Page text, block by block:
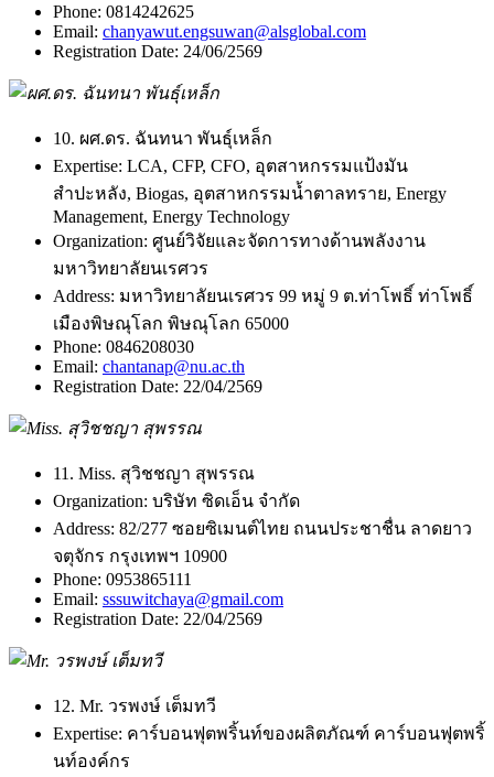
Phone: 0814242625
Email: chanyawut.engsuwan@alsglobal.com
Registration Date: 24/06/2569
10. ผศ.ดร. ฉันทนา พันธุ์เหล็ก
Expertise: LCA, CFP, CFO, อุตสาหกรรมแป้งมัน
สำปะหลัง, Biogas, อุตสาหกรรมน้ำตาลทราย, Energy
Management, Energy Technology
Organization: ศูนย์วิจัยและจัดการทางด้านพลังงาน
มหาวิทยาลัยนเรศวร
Address: มหาวิทยาลัยนเรศวร 99 หมู่ 9 ต.ท่าโพธิ์ ท่าโพธิ์
เมืองพิษณุโลก พิษณุโลก 65000
Phone: 0846208030
Email: chantanap@nu.ac.th
Registration Date: 22/04/2569
11. Miss. สุวิชชญา สุพรรณ
Organization: บริษัท ซิดเอ็น จำกัด
Address: 82/277 ซอยซิเมนต์ไทย ถนนประชาชื่น ลาดยาว
จตุจักร กรุงเทพฯ 10900
Phone: 0953865111
Email: sssuwitchaya@gmail.com
Registration Date: 22/04/2569
12. Mr. วรพงษ์ เต็มทวี
Expertise: คาร์บอนฟุตพริ้นท์ของผลิตภัณฑ์ คาร์บอนฟุตพริ้
นท์องค์กร